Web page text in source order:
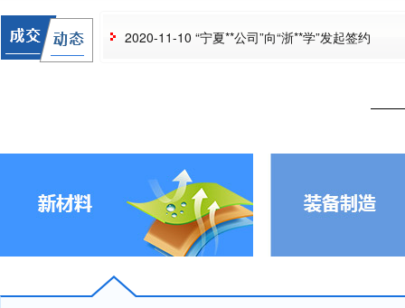
2021-09-18 “宁夏**公司”向“北方**大学”发起签约
2021-06-16 “宁夏**公司”向“宁夏**究所”发起签约
2020-12-03 “宁夏**公司”向“中**学”发起签约